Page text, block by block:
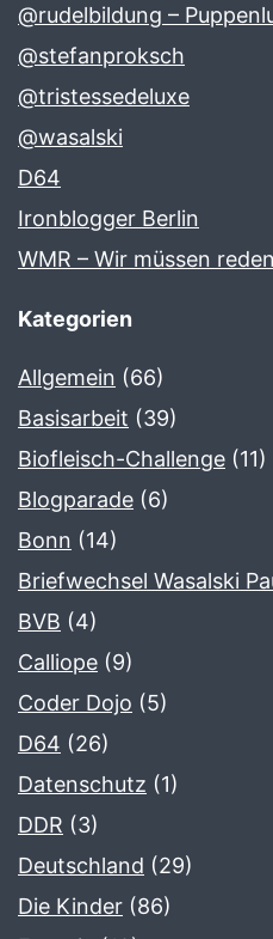
@rudelbildung –
@stefanproksch
@tristessedeluxe
@wasalski
D64
Ironblogger Berlin
WMR – Wir müssen reden
Kategorien
Allgemein (66)
Basisarbeit (39)
Biofleisch-Challenge (11)
Blogparade (6)
Bonn (14)
Briefwechsel Wasalski
BVB (4)
Calliope (9)
Coder Dojo (5)
D64 (26)
Datenschutz (1)
DDR (3)
Deutschland (29)
Die Kinder (86)